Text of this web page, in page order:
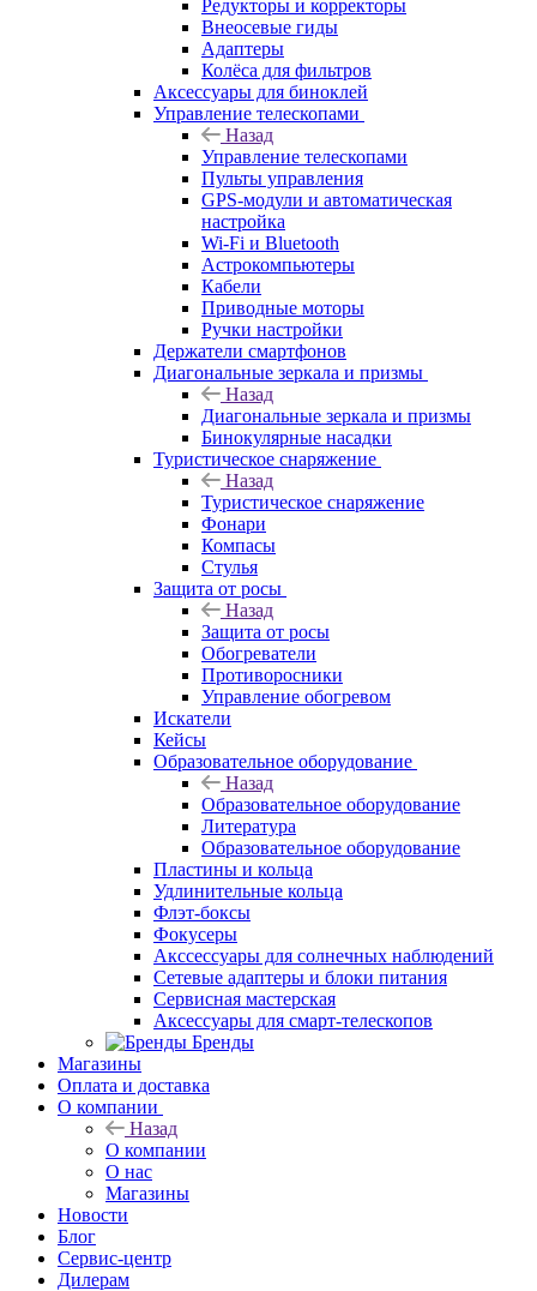
Редукторы и корректоры
Внеосевые гиды
Адаптеры
Колёса для фильтров
Аксессуары для биноклей
Управление телескопами
Назад
Управление телескопами
Пульты управления
GPS-модули и автоматическая
настройка
Wi-Fi и Bluetooth
Астрокомпьютеры
Кабели
Приводные моторы
Ручки настройки
Держатели смартфонов
Диагональные зеркала и призмы
Назад
Диагональные зеркала и призмы
Бинокулярные насадки
Туристическое снаряжение
Назад
Туристическое снаряжение
Фонари
Компасы
Стулья
Защита от росы
Назад
Защита от росы
Обогреватели
Противоросники
Управление обогревом
Искатели
Кейсы
Образовательное оборудование
Назад
Образовательное оборудование
Литература
Образовательное оборудование
Пластины и кольца
Удлинительные кольца
Флэт-боксы
Фокусеры
Акссессуары для солнечных наблюдений
Сетевые адаптеры и блоки питания
Сервисная мастерская
Аксессуары для смарт-телескопов
Бренды
Магазины
Оплата и доставка
О компании
Назад
О компании
О нас
Магазины
Новости
Блог
Сервис-центр
Дилерам